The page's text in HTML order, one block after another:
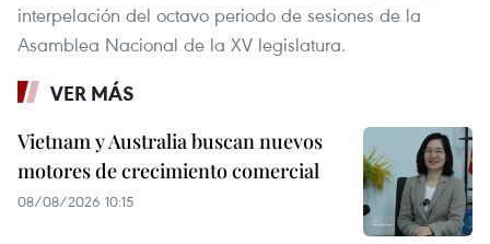
interpelación del octavo periodo de sesiones de la
Asamblea Nacional de la XV legislatura.
VER MÁS
Vietnam y Australia buscan nuevos
motores de crecimiento comercial
08/08/2026 10:15